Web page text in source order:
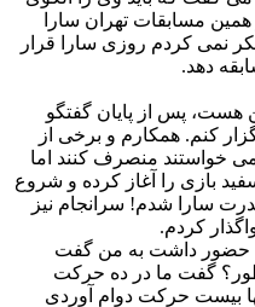
مسابقات تهران سارا
نمی کردم روزی سارا قرار
دهد.
پس از پایان گفتگو
کنم. همکارم و برخی از
خواستند منصرف کنند اما
بازی را آغاز کرده و شروع
سارا شدم! سرانجام نیز
کردم.
حضور داشت به من گفت
گفت ما در ده حرکت
بیست حرکت دوام آوردی